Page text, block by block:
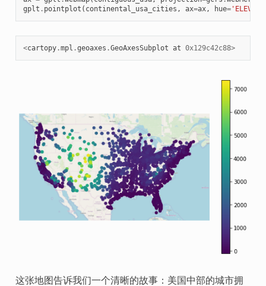
gplt . pointplot ( continental_usa_cities , ax=ax, hue=
<cartopy.mpl .geoaxes .GeoAxesSubplot at 0x129c42c88>
这张地图告诉我们一个清晰的故事：美国中部的城市拥